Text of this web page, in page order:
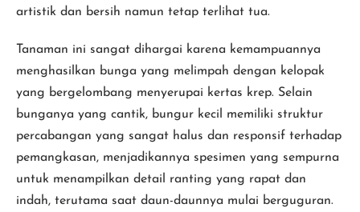
artistik dan bersih namun tetap terlihat tua.
Tanaman ini sangat dihargai karena kemampuannya
menghasilkan bunga yang melimpah dengan kelopak
yang bergelombang menyerupai kertas krep. Selain
bunganya yang cantik, bungur kecil memiliki struktur
percabangan yang sangat halus dan responsif terhadap
pemangkasan, menjadikannya spesimen yang sempurna
untuk menampilkan detail ranting yang rapat dan
indah, terutama saat daun-daunnya mulai berguguran.